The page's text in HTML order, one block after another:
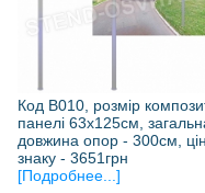
Код В010, розмір
панелі 63х125см,
довжина опор - 300см,
знаку - 3651грн
[Подробнее...]